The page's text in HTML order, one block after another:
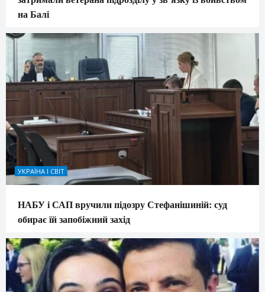
на Балі
УКРАЇНА І СВІТ
НАБУ і САП вручили підозру Стефанішиній: суд
обирає їй запобіжний захід